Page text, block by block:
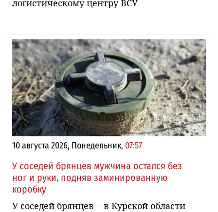
логистическому центру ВСУ
10 августа 2026, Понедельник, 07:57
У соседей брянцев мужчина остался без
ног и руки, подняв заминированную
коробку
У соседей брянцев − в Курской области